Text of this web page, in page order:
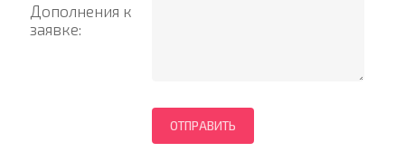
Дополнения к
заявке: